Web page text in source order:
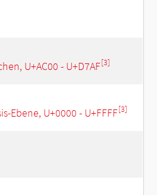
U+AC00 - U+D7AF[3]
Ebene, U+0000 - U+FFFF[3]